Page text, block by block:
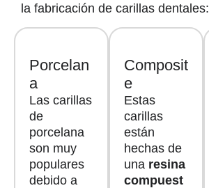
la fabricación de carillas dentales:
Porcelan
a
Las carillas
de
porcelana
son muy
populares
debido a
Composit
e
Estas
carillas
están
hechas de
una resina
compuest